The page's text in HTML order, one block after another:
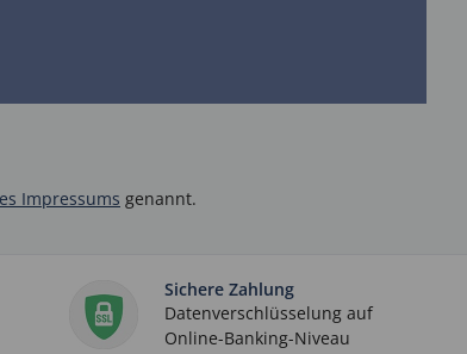
Impressums genannt.
Sichere Zahlung
Datenverschlüsselung auf
Online-Banking-Niveau